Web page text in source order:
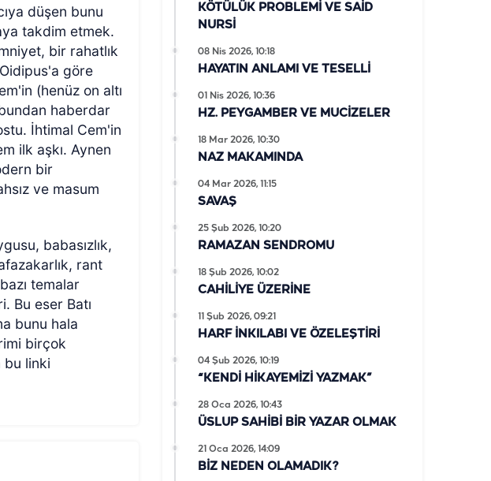
düşen bunu
takdim etmek.
bir rahatlık
göre
(henüz on altı
haberdar
İhtimal Cem'in
ilk aşkı. Aynen
bir
ve masum
babasızlık,
rant
temalar
Bu eser Batı
bunu hala
birçok
bu linki
KÖTÜLÜK PROBLEMİ VE SAİD
NURSİ
HAYATIN ANLAMI VE TESELLİ
08 Nis 2026, 10:18
HZ. PEYGAMBER VE MUCİZELER
01 Nis 2026, 10:36
NAZ MAKAMINDA
18 Mar 2026, 10:30
SAVAŞ
04 Mar 2026, 11:15
RAMAZAN SENDROMU
25 Şub 2026, 10:20
CAHİLİYE ÜZERİNE
18 Şub 2026, 10:02
HARF İNKILABI VE ÖZELEŞTİRİ
11 Şub 2026, 09:21
“KENDİ HİKAYEMİZİ YAZMAK”
04 Şub 2026, 10:19
ÜSLUP SAHİBİ BİR YAZAR OLMAK
28 Oca 2026, 10:43
BİZ NEDEN OLAMADIK?
21 Oca 2026, 14:09